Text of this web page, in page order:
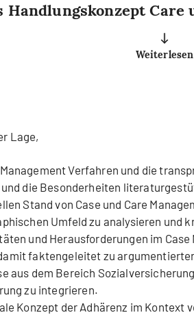
Handlungskonzept Care
das Studium MAS
Hochschule
Pflegedienstleiterin in
und
Element für einen
von Case
aus der
Unterstützung ist,
Zuständigkeiten
Weiterlesen
Lage,
Verfahren und die
die Besonderheiten
Stand von Case und Care
Umfeld zu analysieren und
und Herausforderungen im
faktengeleitet zu
aus dem Bereich
zu integrieren.
Konzept der Adhärenz im Kontext